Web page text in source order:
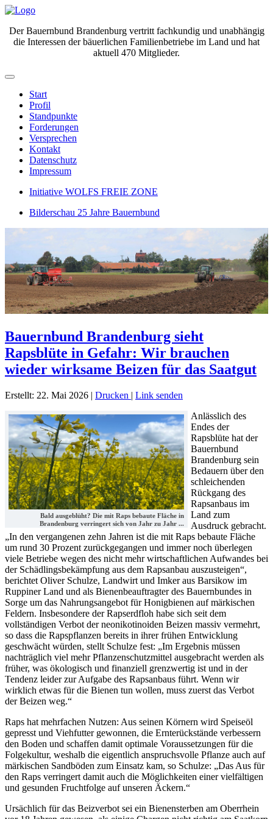
Der Bauernbund Brandenburg vertritt fachkundig und unabhängig
die Interessen der bäuerlichen Familienbetriebe im Land und hat
aktuell 470 Mitglieder.
Start
Profil
Standpunkte
Forderungen
Versprechen
Kontakt
Datenschutz
Impressum
Initiative WOLFS FREIE ZONE
Bilderschau 25 Jahre Bauernbund
Bauernbund Brandenburg sieht
Rapsblüte in Gefahr: Wir brauchen
wieder wirksame Beizen für das Saatgut
Erstellt: 22. Mai 2026 | Drucken | Link senden
Bald ausgeblüht? Die mit Raps bebaute Fläche in
Brandenburg verringert sich von Jahr zu Jahr ...
Anlässlich des
Endes der
Rapsblüte hat der
Bauernbund
Brandenburg sein
Bedauern über den
schleichenden
Rückgang des
Rapsanbaus im
Land zum
Ausdruck gebracht.
„In den vergangenen zehn Jahren ist die mit Raps bebaute Fläche
um rund 30 Prozent zurückgegangen und immer noch überlegen
viele Betriebe wegen des nicht mehr wirtschaftlichen Aufwandes bei
der Schädlingsbekämpfung aus dem Rapsanbau auszusteigen“,
berichtet Oliver Schulze, Landwirt und Imker aus Barsikow im
Ruppiner Land und als Bienenbeauftragter des Bauernbundes in
Sorge um das Nahrungsangebot für Honigbienen auf märkischen
Feldern. Insbesondere der Rapserdfloh habe sich seit dem
vollständigen Verbot der neonikotinoiden Beizen massiv vermehrt,
so dass die Rapspflanzen bereits in ihrer frühen Entwicklung
geschwächt würden, stellt Schulze fest: „Im Ergebnis müssen
nachträglich viel mehr Pflanzenschutzmittel ausgebracht werden als
früher, was ökologisch und finanziell grenzwertig ist und in der
Tendenz leider zur Aufgabe des Rapsanbaus führt. Wenn wir
wirklich etwas für die Bienen tun wollen, muss zuerst das Verbot
der Beizen weg.“
Raps hat mehrfachen Nutzen: Aus seinen Körnern wird Speiseöl
gepresst und Viehfutter gewonnen, die Ernterückstände verbessern
den Boden und schaffen damit optimale Voraussetzungen für die
Folgekultur, weshalb die eigentlich anspruchsvolle Pflanze auch auf
märkischen Sandböden zum Einsatz kam, so Schulze: „Das Aus für
den Raps verringert damit auch die Möglichkeiten einer vielfältigen
und gesunden Fruchtfolge auf unseren Äckern.“
Ursächlich für das Beizverbot sei ein Bienensterben am Oberrhein